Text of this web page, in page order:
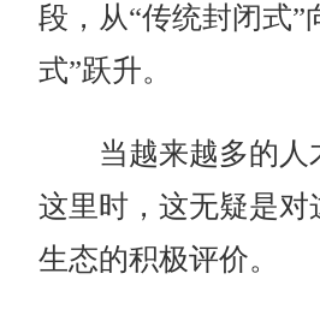
段，从“传统封闭式”
式”跃升。
当越来越多的人
这里时，这无疑是对
生态的积极评价。